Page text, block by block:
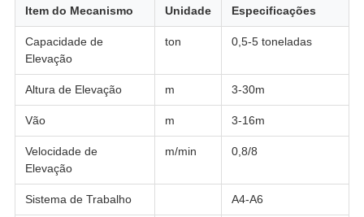
Item do Mecanismo Unidade Especificações
Capacidade de
Elevação
ton 0,5-5 toneladas
Altura de Elevação m 3-30m
Vão m 3-16m
Velocidade de
Elevação
m/min 0,8/8
Sistema de Trabalho A4-A6